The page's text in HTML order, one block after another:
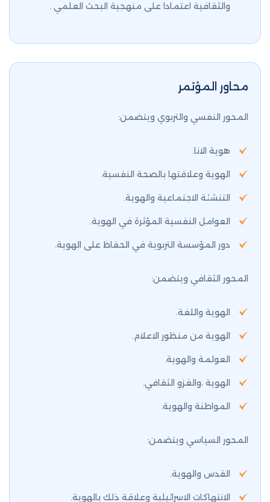
والثقافية اعتمادا على منهجية البحث العلمي .
محاور المؤتمر
المحور النفسي والتربوي ويتضمن:
هوية الانا.
الهوية وعلاقتها بالصحة النفسية.
التنشئة الاجتماعية والهوية.
العوامل النفسية المؤثرة في الهوية.
دور المؤسسة التربوية في الحفاظ على الهوية.
المحور الثقافي ويتضمن:
الهوية واللغة.
الهوية من منظور الاعلام.
العولمة والهوية.
الهوية ،والغزو الثقافي.
المواطنة والهوية.
المحور السياسي ويتضمن:
القدس والهوية.
الانتهاكات الاسرائيلية وعلاقة ذلك بالهوية.